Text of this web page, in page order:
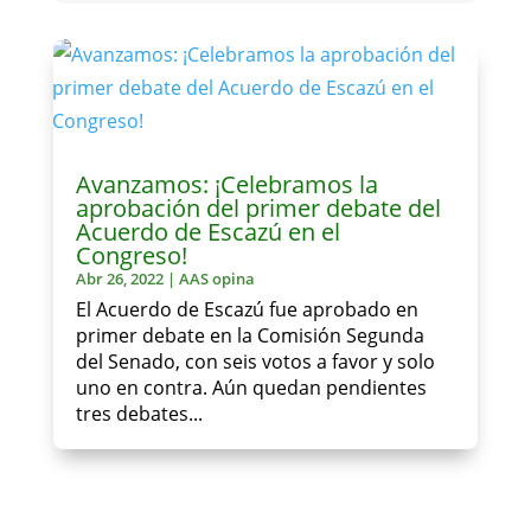
Avanzamos: ¡Celebramos la
aprobación del primer debate del
Acuerdo de Escazú en el
Congreso!
Abr 26, 2022| AAS opina
El Acuerdo de Escazú fue aprobado en
primer debate en la Comisión Segunda
del Senado, con seis votos a favor y solo
uno en contra. Aún quedan pendientes
tres debates...